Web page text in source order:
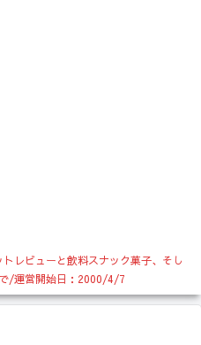
レビューと飲料スナック菓子、そし
/運営開始日：2000/4/7